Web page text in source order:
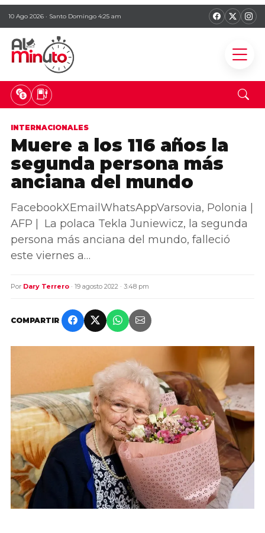
10 Ago 2026 · Santo Domingo 4:25 am
INTERNACIONALES
Muere a los 116 años la
segunda persona más
anciana del mundo
FacebookXEmailWhatsAppVarsovia, Polonia |
AFP | La polaca Tekla Juniewicz, la segunda
persona más anciana del mundo, falleció
este viernes a…
Por Dary Terrero · 19 agosto 2022 · 3:48 pm
COMPARTIR